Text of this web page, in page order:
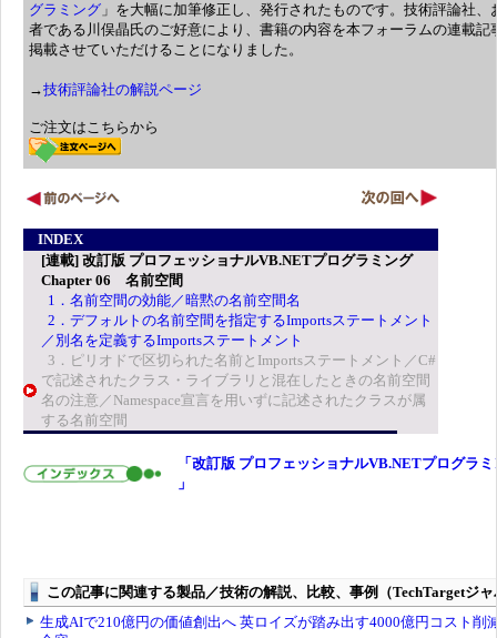
グラミング 」を大幅に加筆修正し、発行されたものです。技術評論社、
者である川俣晶氏のご好意により、書籍の内容を本フォーラムの連載記
掲載させていただけることになりました。
→技術評論社の解説ページ
ご注文はこちらから
INDEX
[連載] 改訂版 プロフェッショナルVB.NETプログラミング
Chapter 06 名前空間
1．名前空間の効能／暗黙の名前空間名
2．デフォルトの名前空間を指定するImportsステートメント
／別名を定義するImportsステートメント
3．ピリオドで区切られた名前とImportsステートメント／C#
で記述されたクラス・ライブラリと混在したときの名前空間
名の注意／Namespace宣言を用いずに記述されたクラスが属
する名前空間
「改訂版 プロフェッショナルVB.NETプログラ
」